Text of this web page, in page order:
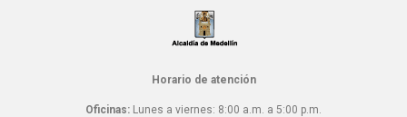
Horario de atención
Oficinas: Lunes a viernes: 8:00 a.m. a 5:00 p.m.